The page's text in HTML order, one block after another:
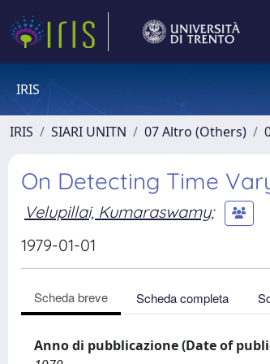
IRIS
IRIS SIARI UNITN 07 Altro (Others)
On Detecting Time
Velupillai, Kumaraswamy;
1979-01-01
Scheda breve Scheda completa
Anno di pubblicazione (Date of